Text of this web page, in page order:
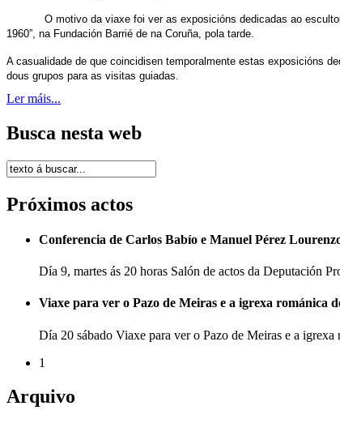
O motivo da viaxe foi ver as exposicións dedicadas ao
1960”, na Fundación Barrié de na Coruña, pola tarde.
A casualidade de que coincidisen temporalmente estas exposicións
dous grupos para as visitas guiadas.
Ler máis...
Busca nesta web
Próximos actos
Conferencia de Carlos Babío e Manuel Pérez
Día 9, martes ás 20 horas Salón de actos da Deputación
Viaxe para ver o Pazo de Meiras e a igrexa románica
Día 20 sábado Viaxe para ver o Pazo de Meiras e a igrexa
1
Arquivo